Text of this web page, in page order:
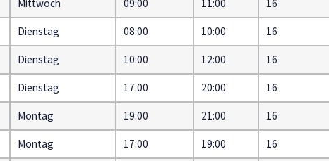
Mittwoch 09:00 11:00 16
Dienstag 08:00 10:00 16
Dienstag 10:00 12:00 16
Dienstag 17:00 20:00 16
Montag 19:00 21:00 16
Montag 17:00 19:00 16